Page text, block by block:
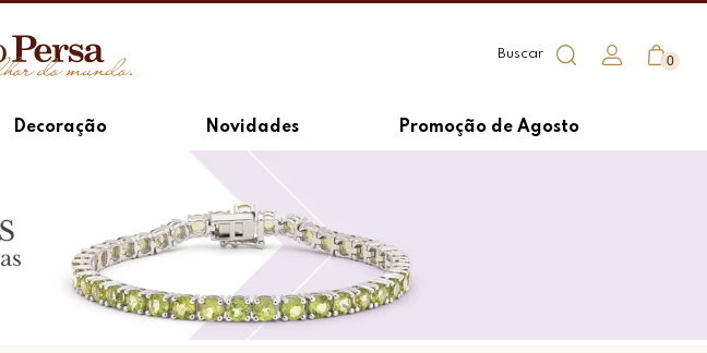
0
Decoração Novidades Promoção de Agosto